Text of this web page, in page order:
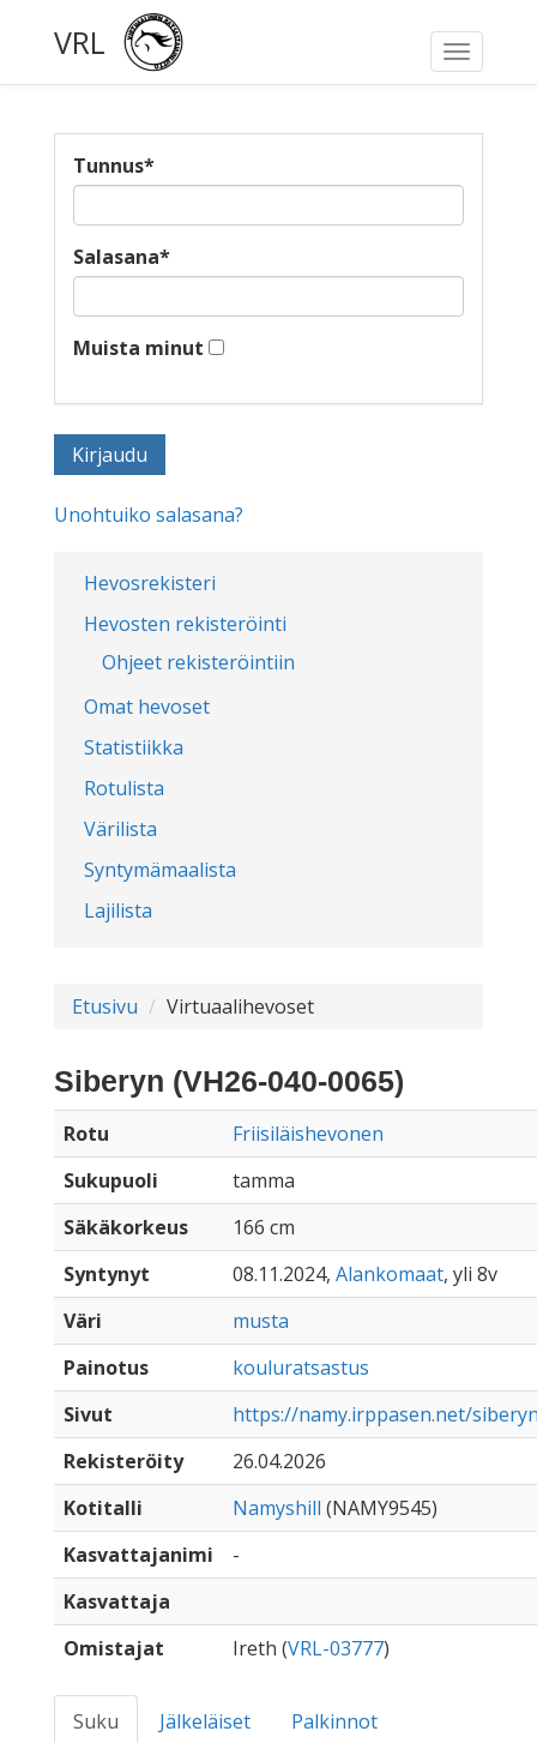
Toggle
VRL
Hevosrekisteri
Hevosten rekisteröinti
Ohjeet rekisteröintiin
Omat hevoset
Statistiikka
Rotulista
Värilista
Syntymämaalista
Lajilista
Tunnus*
Salasana*
Muista minut
Unohtuiko salasana?
Etusivu Virtuaalihevoset
Siberyn (VH26-040-0065)
Rotu
Friisiläishevonen
Sukupuoli
tamma
Säkäkorkeus
166 cm
Syntynyt
08.11.2024, Alankomaat, yli 8v
Väri
musta
Painotus
kouluratsastus
Sivut
https://namy.irppasen.net/
Rekisteröity
26.04.2026
Kotitalli
Namyshill (NAMY9545)
Kasvattajanimi
-
Kasvattaja
Omistajat
Ireth (VRL-03777)
Suku Jälkeläiset
Palkinnot